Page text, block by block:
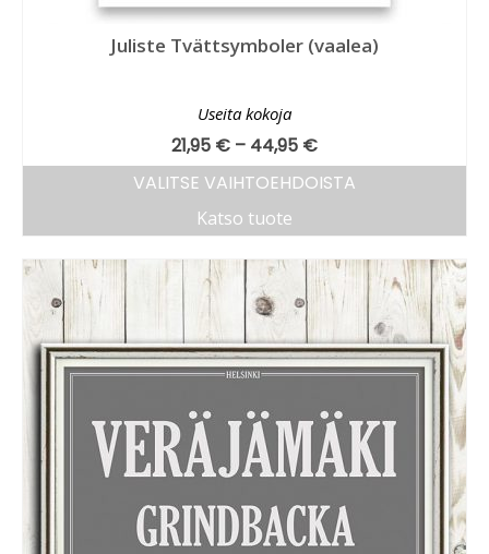
Juliste Tvättsymboler (vaalea)
Useita kokoja
21,95 € – 44,95 €
VALITSE VAIHTOEHDOISTA
Katso tuote